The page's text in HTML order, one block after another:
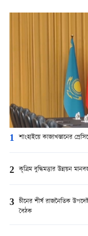
1 শাংহাইয়ে কাজাখস্তানের
2 কৃত্রিম বুদ্ধিমত্তার উন্নয়ন
3 চীনের শীর্ষ রাজনৈতিক
বৈঠক